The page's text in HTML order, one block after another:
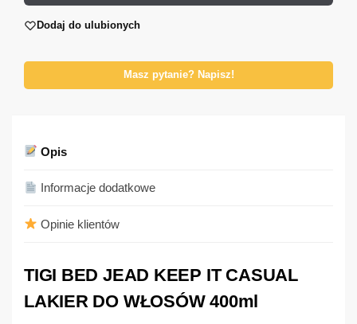
Dodaj do ulubionych
Masz pytanie? Napisz!
Opis
Informacje dodatkowe
Opinie klientów
TIGI BED JEAD KEEP IT CASUAL
LAKIER DO WŁOSÓW 400ml